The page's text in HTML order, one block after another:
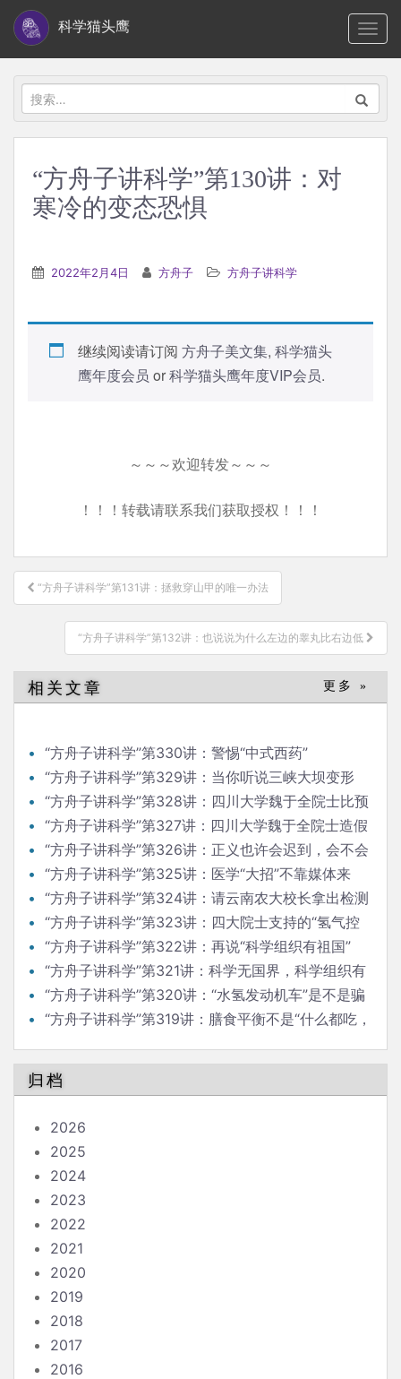
i
科学猫头鹰
搜
索：
“方舟子讲科学”第130讲：对
寒冷的变态恐惧
2022年2月4日 方舟子 方舟子讲科学
继续阅读请订阅 方舟子美文集, 科学猫头
鹰年度会员 or科学猫头鹰年度VIP会员.
～～～欢迎转发～～～
！！！转载请联系我们获取授权！！！
文
章
“方舟子讲科学”第131讲：拯救穿山甲的唯一办法
“方舟子讲科学”第132讲：也说说为什么左边的睾丸比右边低
相关文章 更多 »
“方舟子讲科学”第330讲：警惕“中式西药”
“方舟子讲科学”第329讲：当你听说三峡大坝变形
“方舟子讲科学”第328讲：四川大学魏于全院士比预
料的还大胆
“方舟子讲科学”第327讲：四川大学魏于全院士造假
越来越大胆
“方舟子讲科学”第326讲：正义也许会迟到，会不会
缺席？
“方舟子讲科学”第325讲：医学“大招”不靠媒体来
“放”“方舟子讲科学”第324讲：请云南农大校长拿出检测
普洱茶论文来
“方舟子讲科学”第323讲：四大院士支持的“氢气控
癌”是真的吗？
“方舟子讲科学”第322讲：再说“科学组织有祖国”
“方舟子讲科学”第321讲：科学无国界，科学组织有
祖国“方舟子讲科学”第320讲：“水氢发动机车”是不是骗
局？“方舟子讲科学”第319讲：膳食平衡不是“什么都吃，
归档
2026
2025
2024
2023
2022
2021
2020
2019
2018
2017
2016